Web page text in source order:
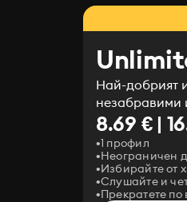
Най-добрият
незабравими
8.69 € |
1 профил
Неограничен
Избирайте от
Слушайте и
Прекратете по